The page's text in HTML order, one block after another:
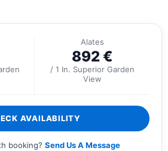
Alates
892 €
/ 1 In. Superior Garden
View
AVAILABILITY
booking? Send Us A Message